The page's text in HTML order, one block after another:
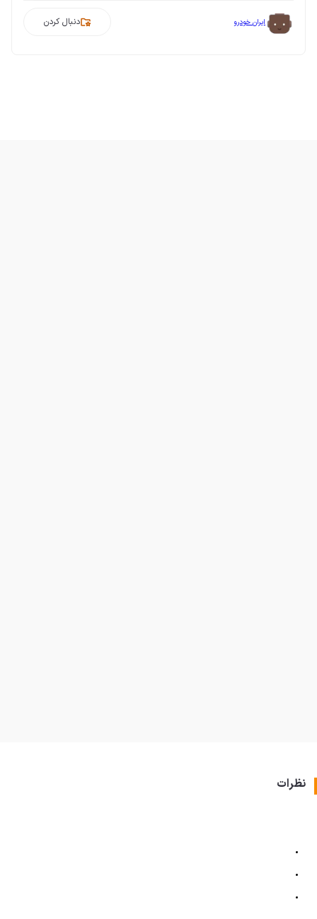
ایران خودرو دنبال کردن
نظرات